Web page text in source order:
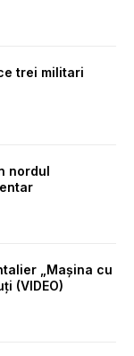
trei militari
nordul
„Mașina cu
(VIDEO)